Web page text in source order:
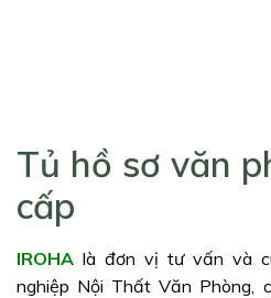
Tủ hồ sơ văn
cấp
IROHA là đơn vị tư vấn và
nghiệp Nội Thất Văn Phòng,